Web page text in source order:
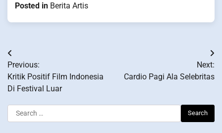
Posted in Berita Artis
Post
navigation
Previous:
Kritik Positif Film Indonesia
Di Festival Luar
Next:
Cardio Pagi Ala Selebritas
Search
for: